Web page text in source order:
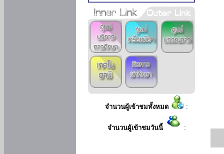
จำนวนผู้เข้าชมทั้งหมด :
จำนวนผู้เข้าชมวันนี้ :